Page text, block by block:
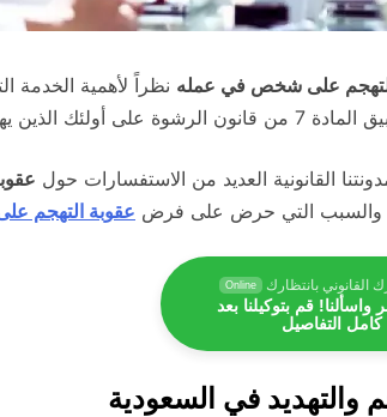
على شخص في عمله نظراً لأهمية الخدمة
يهاجمون الموظفين العموميين.
القانونية العديد من الاستفسارات حول
والسبب التي حرض على فرض عقوبة التهجم
القانوني بانتظارك Online
واسألنا! قم بتوكيلنا بعد
التفاصيل
والتهديد في السعودية